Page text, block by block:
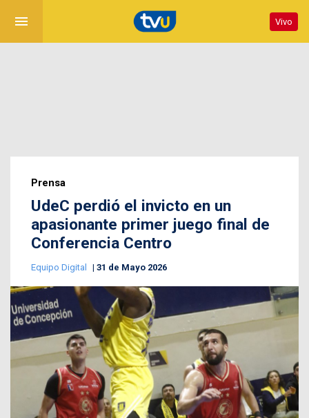
menu Vivo
Prensa
UdeC perdió el invicto en un
apasionante primer juego final de
Conferencia Centro
Equipo Digital 31 de Mayo 2026